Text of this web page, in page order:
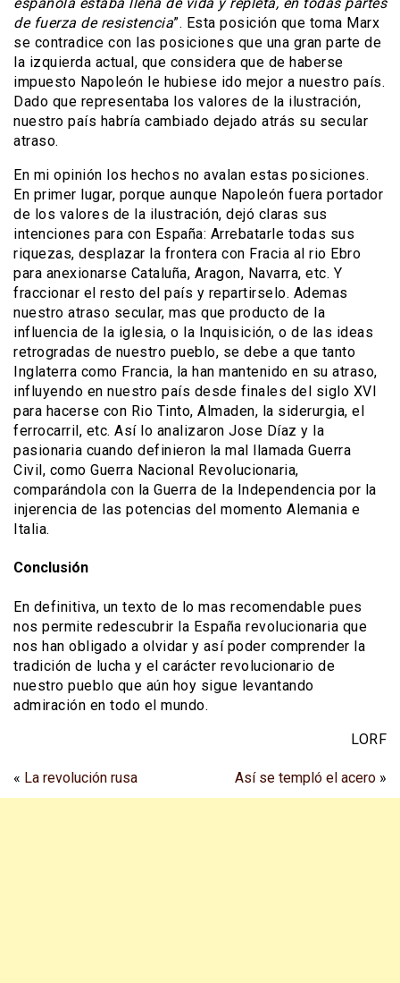
de fuerza de resistencia”. Esta posición que toma Marx
se contradice con las posiciones que una gran parte de
la izquierda actual, que considera que de haberse
impuesto Napoleón le hubiese ido mejor a nuestro país.
Dado que representaba los valores de la ilustración,
nuestro país habría cambiado dejado atrás su secular
atraso.
En mi opinión los hechos no avalan estas posiciones.
En primer lugar, porque aunque Napoleón fuera portador
de los valores de la ilustración, dejó claras sus
intenciones para con España: Arrebatarle todas sus
riquezas, desplazar la frontera con Fracia al rio Ebro
para anexionarse Cataluña, Aragon, Navarra, etc. Y
fraccionar el resto del país y repartirselo. Ademas
nuestro atraso secular, mas que producto de la
influencia de la iglesia, o la Inquisición, o de las ideas
retrogradas de nuestro pueblo, se debe a que tanto
Inglaterra como Francia, la han mantenido en su atraso,
influyendo en nuestro país desde finales del siglo XVI
para hacerse con Rio Tinto, Almaden, la siderurgia, el
ferrocarril, etc. Así lo analizaron Jose Díaz y la
pasionaria cuando definieron la mal llamada Guerra
Civil, como Guerra Nacional Revolucionaria,
comparándola con la Guerra de la Independencia por la
injerencia de las potencias del momento Alemania e
Italia.
Conclusión
En definitiva, un texto de lo mas recomendable pues
nos permite redescubrir la España revolucionaria que
nos han obligado a olvidar y así poder comprender la
tradición de lucha y el carácter revolucionario de
nuestro pueblo que aún hoy sigue levantando
admiración en todo el mundo.
LORF
« La revolución rusa Así se templó el acero »